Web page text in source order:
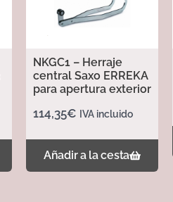
NKGC1 – Herraje
central Saxo ERREKA
para apertura exterior
114,35€ IVA incluido
Añadir a la cesta